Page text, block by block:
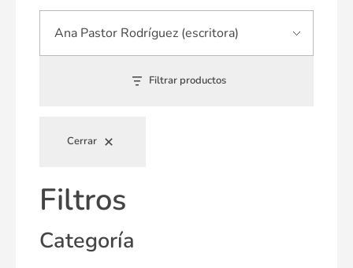
Filtrar productos
Cerrar
Filtros
Categoría